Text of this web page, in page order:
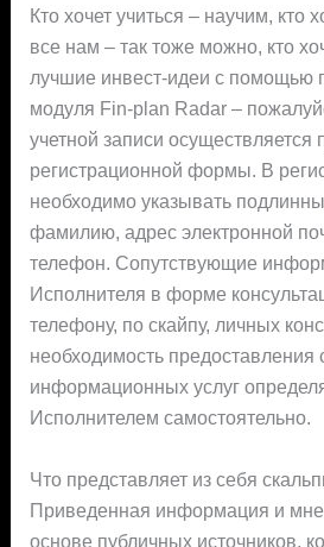
Кто хочет учиться – научим, кто
все нам – так тоже можно, кто
лучшие инвест-идеи с помощью
модуля Fin-plan Radar –
учетной записи осуществляется
регистрационной формы. В
необходимо указывать
фамилию, адрес электронной
телефон. Сопутствующие
Исполнителя в форме
телефону, по скайпу, личных
необходимость предоставления
информационных услуг
Исполнителем самостоятельно.
Что представляет из себя
Приведенная информация и
основе публичных источников,